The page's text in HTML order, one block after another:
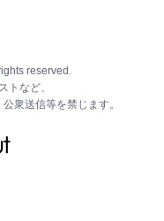
reserved.
トなど、
衆送信等を禁じます。